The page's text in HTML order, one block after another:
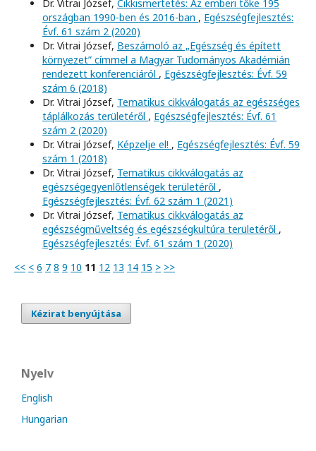
Dr. Vitrai József, Cikkismertetés: Az emberi tőke 195
országban 1990-ben és 2016-ban , Egészségfejlesztés:
Évf. 61 szám 2 (2020)
Dr. Vitrai József, Beszámoló az „Egészség és épített
környezet” címmel a Magyar Tudományos Akadémián
rendezett konferenciáról , Egészségfejlesztés: Évf. 59
szám 6 (2018)
Dr. Vitrai József, Tematikus cikkválogatás az egészséges
táplálkozás területéről , Egészségfejlesztés: Évf. 61
szám 2 (2020)
Dr. Vitrai József, Képzelje el! , Egészségfejlesztés: Évf. 59
szám 1 (2018)
Dr. Vitrai József, Tematikus cikkválogatás az
egészségegyenlőtlenségek területéről ,
Egészségfejlesztés: Évf. 62 szám 1 (2021)
Dr. Vitrai József, Tematikus cikkválogatás az
egészségműveltség és egészségkultúra területéről ,
Egészségfejlesztés: Évf. 61 szám 1 (2020)
<< < 6 7 8 9 10 11 12 13 14 15 > >>
Kézirat benyújtása
Nyelv
English
Hungarian